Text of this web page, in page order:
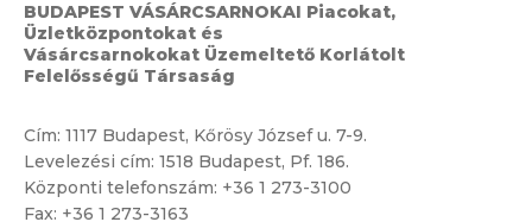
BUDAPEST VÁSÁRCSARNOKAI Piacokat,
Üzletközpontokat és
Vásárcsarnokokat Üzemeltető Korlátolt
Felelősségű Társaság
Cím: 1117 Budapest, Kőrösy József u. 7-9.
Levelezési cím: 1518 Budapest, Pf. 186.
Központi telefonszám: +36 1 273-3100
Fax: +36 1 273-3163